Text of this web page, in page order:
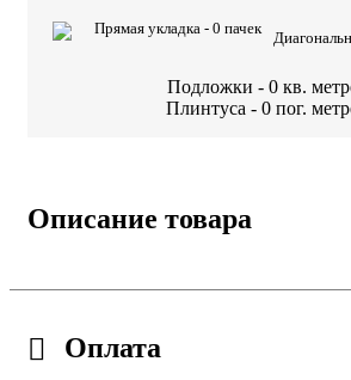
Прямая укладка - 0 пачек
Подложки - 0 кв.
Плинтуса - 0 пог.
Описание товара
Оплата